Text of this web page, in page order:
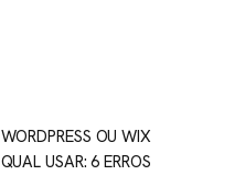
WORDPRESS OU WIX
QUAL USAR: 6 ERROS